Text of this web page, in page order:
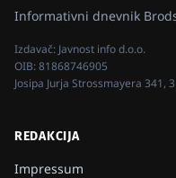
Informativni dnevnik
Izdavač: Javnost info d.o.o.
OIB:81868746905
Josipa Jurja Strossmayera 341,
REDAKCIJA
Impressum